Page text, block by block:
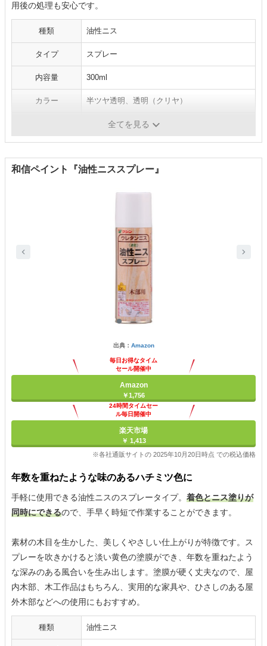
用後の処理も安心です。
種類 油性ニス
タイプ スプレー
内容量 300ml
カラー 半ツヤ透明、透明（クリヤ）
全てを見る
和信ペイント『油性ニススプレー』
出典： Amazon
毎日お得なタイム
セール開催中
Amazon
￥1,756
24時間タイムセー
ル毎日開催中
楽天市場
￥ 1,413
※各社通販サイトの 2025年10月20日時点 での税込価格
年数を重ねたような味のあるハチミツ色に
手軽に使用できる油性ニスのスプレータイプ。 着色とニス塗りが
同時にできるので、手早く時短で作業することができます。
素材の木目を生かした、美しくやさしい仕上がりが特徴です。ス
プレーを吹きかけると淡い黄色の塗膜ができ、年数を重ねたよう
な深みのある風合いを生み出します。塗膜が硬く丈夫なので、屋
内木部、木工作品はもちろん、実用的な家具や、ひさしのある屋
外木部などへの使用にもおすすめ。
種類 油性ニス